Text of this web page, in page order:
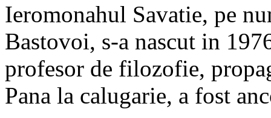
Ieromonahul Savatie, pe
Bastovoi, s-a nascut in
profesor de filozofie,
Pana la calugarie, a fost